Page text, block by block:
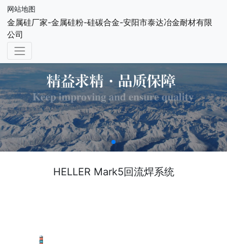
网站地图
金属硅厂家-金属硅粉-硅碳合金-安阳市泰达冶金耐材有限
公司
HELLER Mark5回流焊系统